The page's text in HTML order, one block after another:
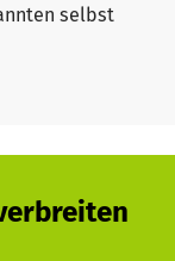
selbst